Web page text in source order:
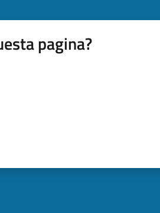
pagina?